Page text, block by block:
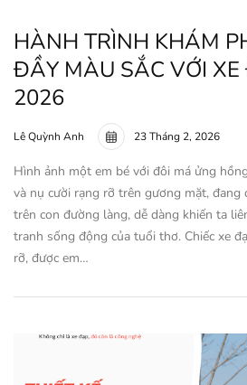
HÀNH TRÌNH KHÁM
ĐẦY MÀU SẮC VỚI XE
2026
Lê Quỳnh Anh 23 Tháng 2, 2026
Hình ảnh một em bé với đôi má ửng
và nụ cười rạng rỡ trên gương mặt, đang
trên con đường làng, dễ dàng khiến ta
tranh sống động của tuổi thơ. Chiếc xe
rỡ, được em…